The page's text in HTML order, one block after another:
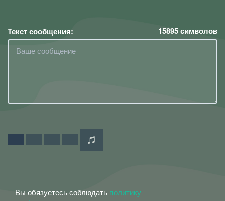
Текст сообщения: 15895символов
Вы обязуетесь соблюдать политику